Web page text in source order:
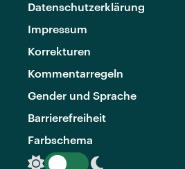
Datenschutzerklärung
Impressum
Korrekturen
Kommentarregeln
Gender und Sprache
Barrierefreiheit
Farbschema